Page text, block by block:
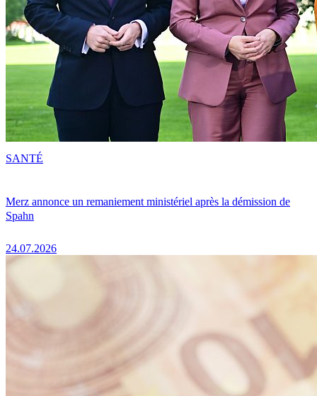
Merz annonce un remaniement ministériel après la démission de
Spahn
24.07.2026
SANTÉ